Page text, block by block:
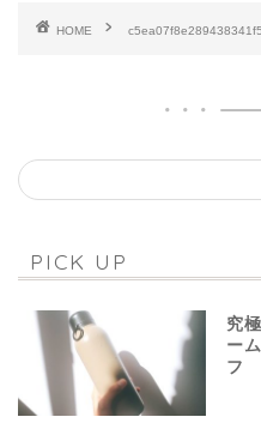
HOME
PICK UP
究
ー
フ